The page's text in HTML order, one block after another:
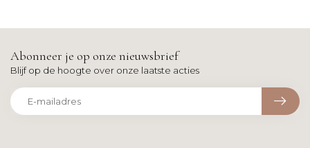
Abonneer je op onze nieuwsbrief
Blijf op de hoogte over onze laatste acties